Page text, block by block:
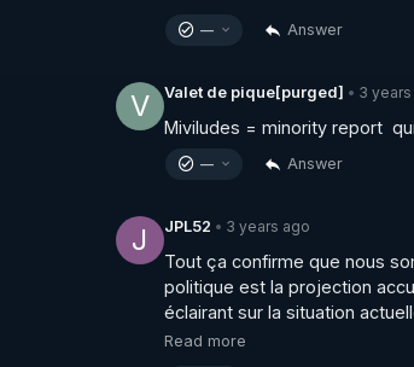
Publication CAP LC : Liberté
Vidéo à télécharger et re
Le podcast " Numero Uno"
▶ https://crowdbunker.com/v/
________________
— Answer
V Valet de pique[purged] • 3
Miviludes = minority report
— Answer
J JPL52 • 3 years ago
Tout ça confirme que nous
politique est la projection
éclairant sur la situation
Read more